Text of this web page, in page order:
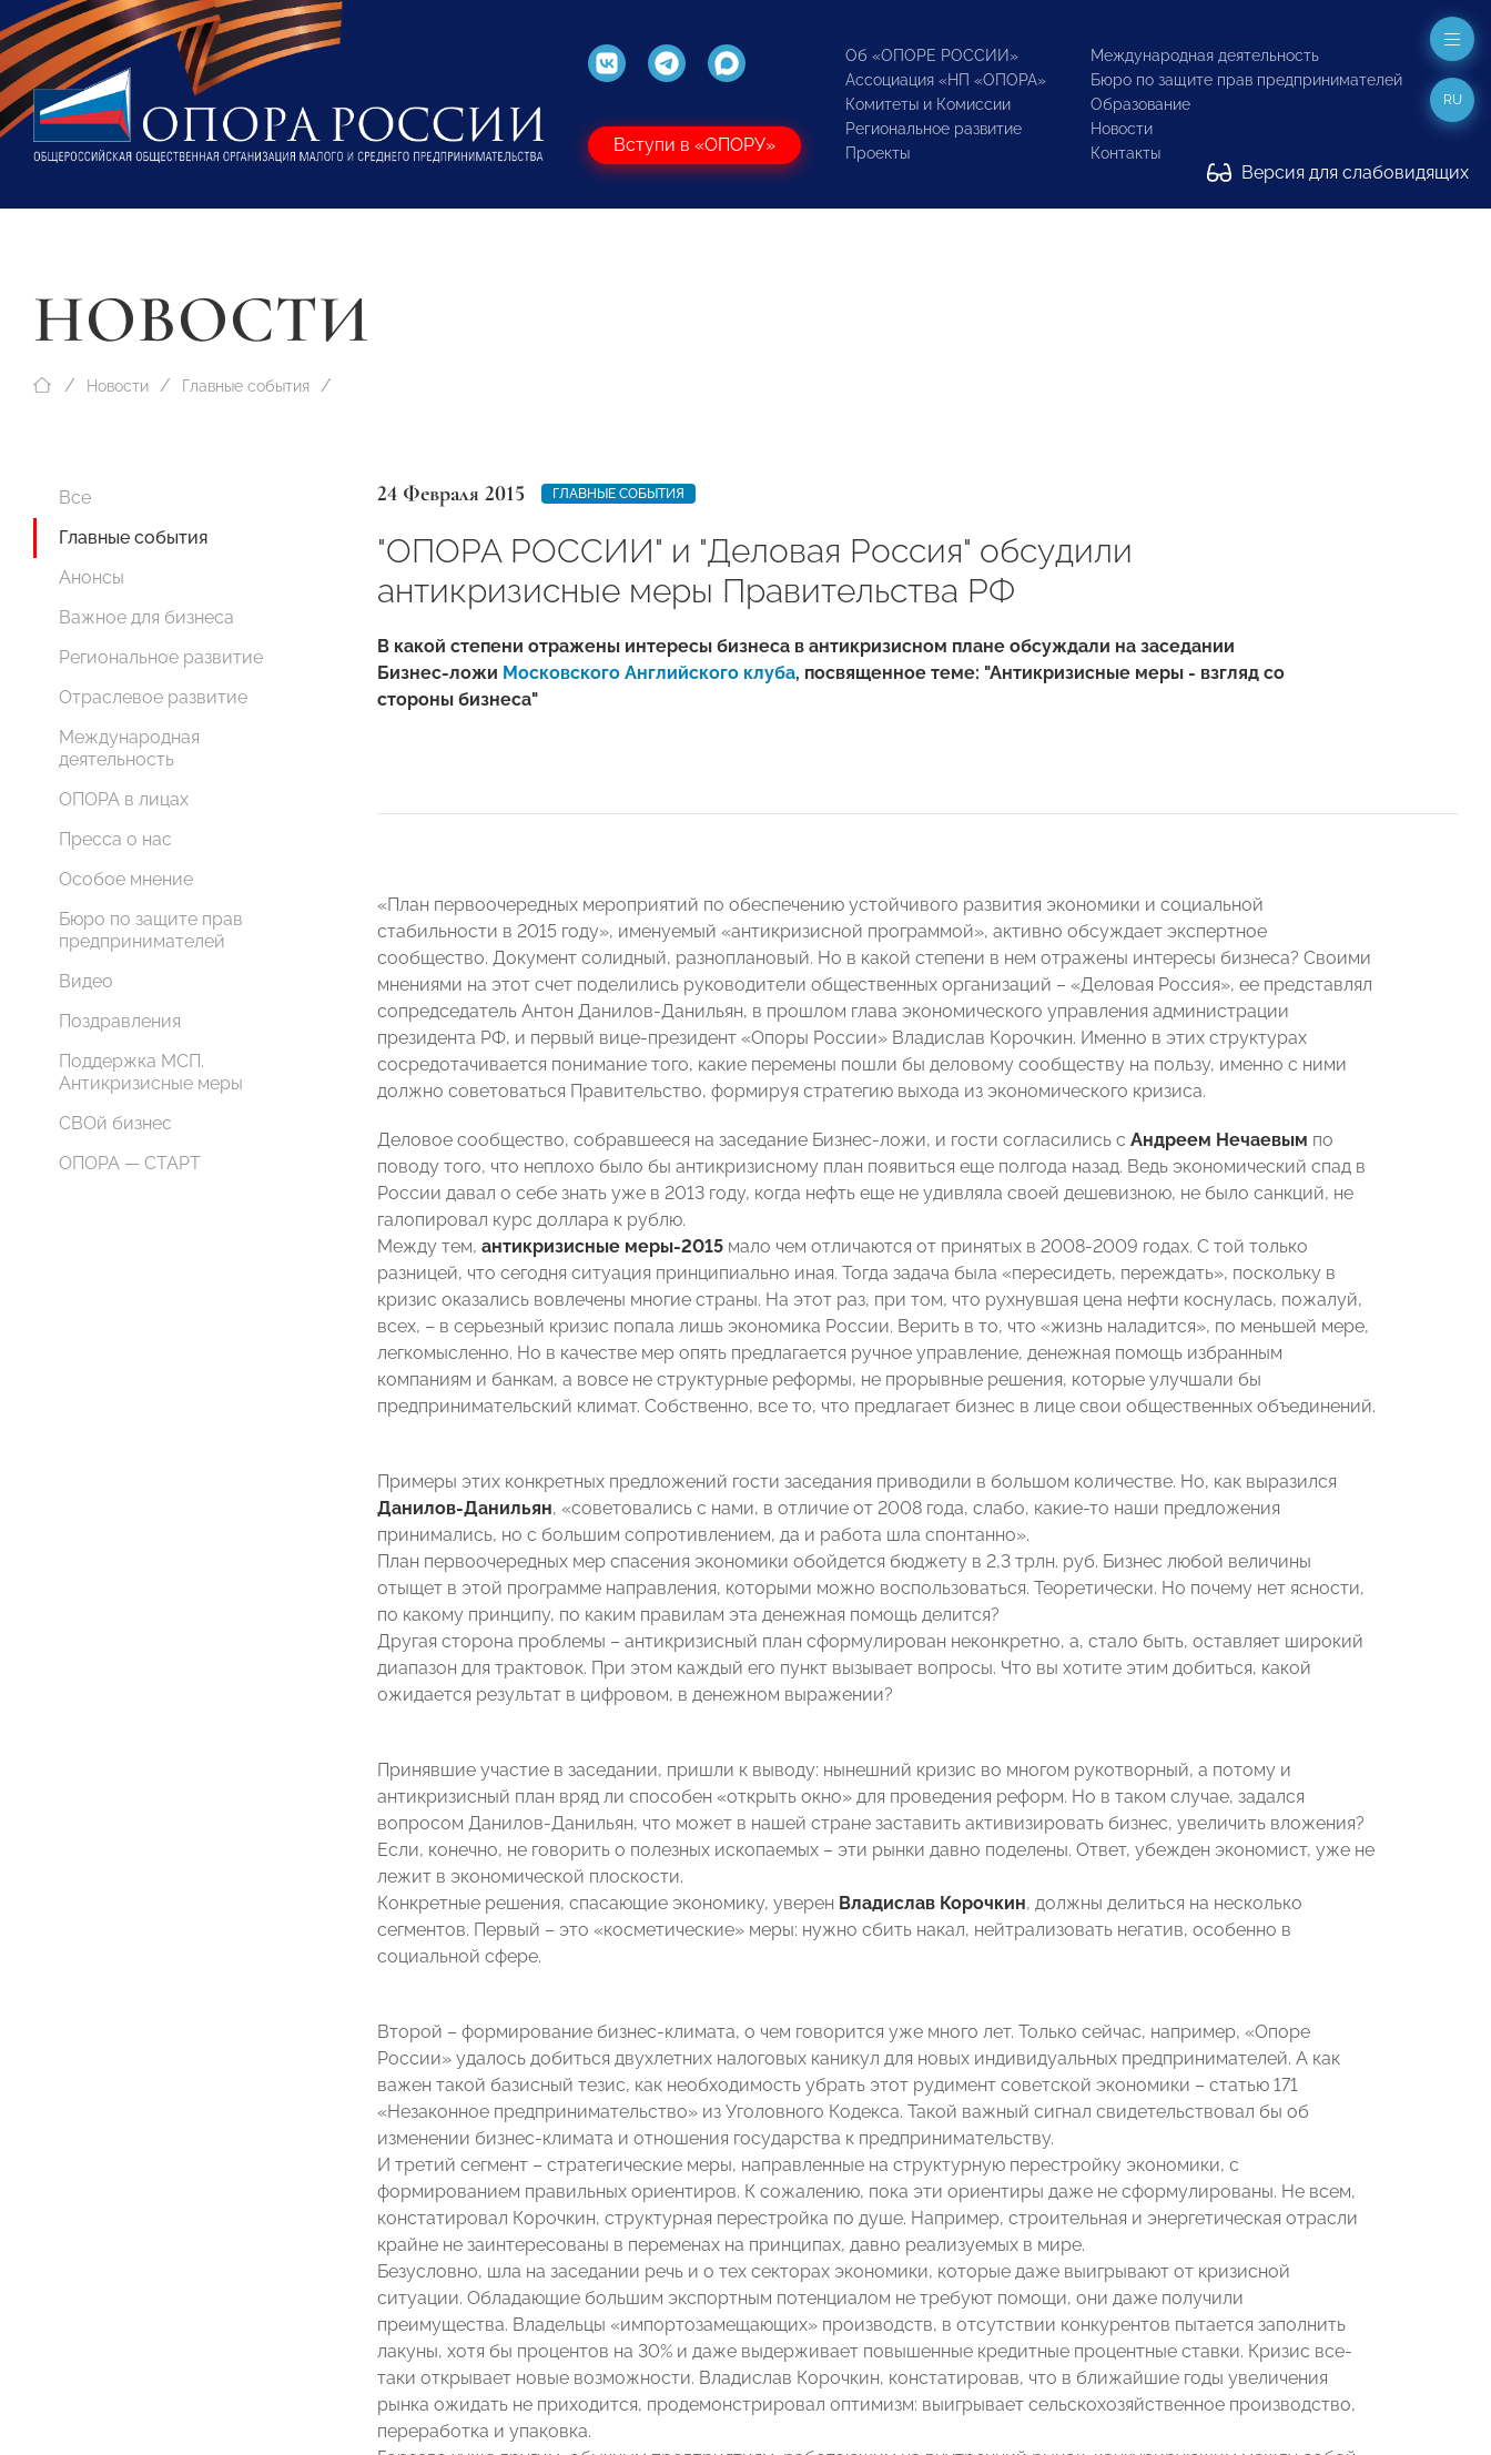
Вступи в «ОПОРУ»
Об «ОПОРЕ РОССИИ»
Ассоциация «НП «ОПОРА»
Комитеты и Комиссии
Региональное развитие
Проекты
Международная деятельность
Бюро по защите прав предпринимателей
Образование
Новости
Контакты
Версия для слабовидящих
RU
НОВОСТИ
Новости Главные события
Все
Главные события
Анонсы
Важное для бизнеса
Региональное развитие
Отраслевое развитие
Международная
деятельность
ОПОРА в лицах
Пресса о нас
Особое мнение
Бюро по защите прав
предпринимателей
Видео
Поздравления
Поддержка МСП.
Антикризисные меры
СВОй бизнес
ОПОРА — СТАРТ
24 Февраля 2015 ГЛАВНЫЕ СОБЫТИЯ
"ОПОРА РОССИИ" и "Деловая Россия" обсудили
антикризисные меры Правительства РФ
В какой степени отражены интересы бизнеса в антикризисном плане обсуждали на заседании
Бизнес-ложи Московского Английского клуба, посвященное теме: "Антикризисные меры - взгляд со
стороны бизнеса"
«План первоочередных мероприятий по обеспечению устойчивого развития экономики и социальной
стабильности в 2015 году», именуемый «антикризисной программой», активно обсуждает экспертное
сообщество. Документ солидный, разноплановый. Но в какой степени в нем отражены интересы бизнеса? Своими
мнениями на этот счет поделились руководители общественных организаций – «Деловая Россия», ее представлял
сопредседатель Антон Данилов-Данильян, в прошлом глава экономического управления администрации
президента РФ, и первый вице-президент «Опоры России» Владислав Корочкин. Именно в этих структурах
сосредотачивается понимание того, какие перемены пошли бы деловому сообществу на пользу, именно с ними
должно советоваться Правительство, формируя стратегию выхода из экономического кризиса.
Деловое сообщество, собравшееся на заседание Бизнес-ложи, и гости согласились с Андреем Нечаевым по
поводу того, что неплохо было бы антикризисному план появиться еще полгода назад. Ведь экономический спад в
России давал о себе знать уже в 2013 году, когда нефть еще не удивляла своей дешевизною, не было санкций, не
галопировал курс доллара к рублю.
Между тем, антикризисные меры-2015 мало чем отличаются от принятых в 2008-2009 годах. С той только
разницей, что сегодня ситуация принципиально иная. Тогда задача была «пересидеть, переждать», поскольку в
кризис оказались вовлечены многие страны. На этот раз, при том, что рухнувшая цена нефти коснулась, пожалуй,
всех, – в серьезный кризис попала лишь экономика России. Верить в то, что «жизнь наладится», по меньшей мере,
легкомысленно. Но в качестве мер опять предлагается ручное управление, денежная помощь избранным
компаниям и банкам, а вовсе не структурные реформы, не прорывные решения, которые улучшали бы
предпринимательский климат. Собственно, все то, что предлагает бизнес в лице свои общественных объединений.
Примеры этих конкретных предложений гости заседания приводили в большом количестве. Но, как выразился
Данилов-Данильян, «советовались с нами, в отличие от 2008 года, слабо, какие-то наши предложения
принимались, но с большим сопротивлением, да и работа шла спонтанно».
План первоочередных мер спасения экономики обойдется бюджету в 2,3 трлн. руб. Бизнес любой величины
отыщет в этой программе направления, которыми можно воспользоваться. Теоретически. Но почему нет ясности,
по какому принципу, по каким правилам эта денежная помощь делится?
Другая сторона проблемы – антикризисный план сформулирован неконкретно, а, стало быть, оставляет широкий
диапазон для трактовок. При этом каждый его пункт вызывает вопросы. Что вы хотите этим добиться, какой
ожидается результат в цифровом, в денежном выражении?
Принявшие участие в заседании, пришли к выводу: нынешний кризис во многом рукотворный, а потому и
антикризисный план вряд ли способен «открыть окно» для проведения реформ. Но в таком случае, задался
вопросом Данилов-Данильян, что может в нашей стране заставить активизировать бизнес, увеличить вложения?
Если, конечно, не говорить о полезных ископаемых – эти рынки давно поделены. Ответ, убежден экономист, уже не
лежит в экономической плоскости.
Конкретные решения, спасающие экономику, уверен Владислав Корочкин, должны делиться на несколько
сегментов. Первый – это «косметические» меры: нужно сбить накал, нейтрализовать негатив, особенно в
социальной сфере.
Второй – формирование бизнес-климата, о чем говорится уже много лет. Только сейчас, например, «Опоре
России» удалось добиться двухлетних налоговых каникул для новых индивидуальных предпринимателей. А как
важен такой базисный тезис, как необходимость убрать этот рудимент советской экономики – статью 171
«Незаконное предпринимательство» из Уголовного Кодекса. Такой важный сигнал свидетельствовал бы об
изменении бизнес-климата и отношения государства к предпринимательству.
И третий сегмент – стратегические меры, направленные на структурную перестройку экономики, с
формированием правильных ориентиров. К сожалению, пока эти ориентиры даже не сформулированы. Не всем,
констатировал Корочкин, структурная перестройка по душе. Например, строительная и энергетическая отрасли
крайне не заинтересованы в переменах на принципах, давно реализуемых в мире.
Безусловно, шла на заседании речь и о тех секторах экономики, которые даже выигрывают от кризисной
ситуации. Обладающие большим экспортным потенциалом не требуют помощи, они даже получили
преимущества. Владельцы «импортозамещающих» производств, в отсутствии конкурентов пытается заполнить
лакуны, хотя бы процентов на 30% и даже выдерживает повышенные кредитные процентные ставки. Кризис все-
таки открывает новые возможности. Владислав Корочкин, констатировав, что в ближайшие годы увеличения
рынка ожидать не приходится, продемонстрировал оптимизм: выигрывает сельскохозяйственное производство,
переработка и упаковка.